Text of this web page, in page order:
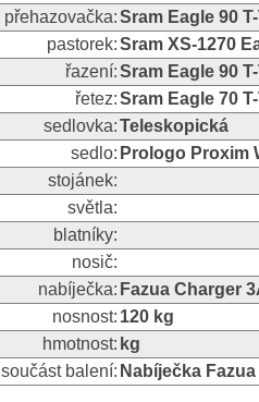
přehazovačka:Sram Eagle 90
pastorek:Sram XS-1270
řazení:Sram Eagle 90
řetez:Sram Eagle 70
sedlovka:Teleskopická
sedlo: Prologo Proxim
stojánek:
světla:
blatníky:
nosič:
nabíječka: Fazua Charger
nosnost: 120 kg
hmotnost: kg
součást balení: Nabíječka